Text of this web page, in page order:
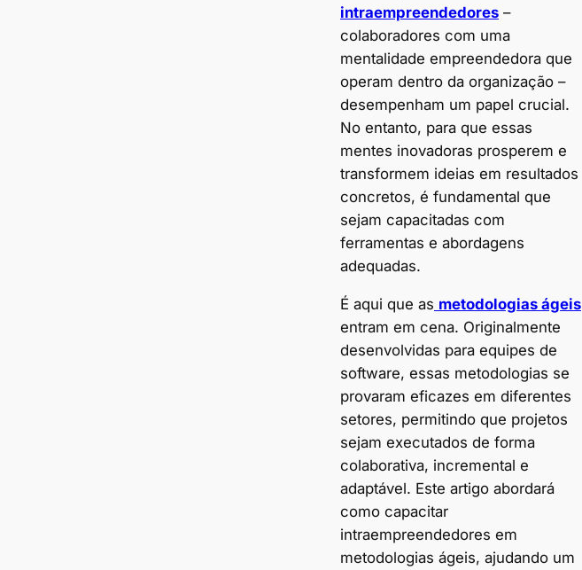
intraempreendedores –
colaboradores com uma
mentalidade empreendedora que
operam dentro da organização –
desempenham um papel crucial.
No entanto, para que essas
mentes inovadoras prosperem e
transformem ideias em resultados
concretos, é fundamental que
sejam capacitadas com
ferramentas e abordagens
adequadas.
É aqui que as metodologias ágeis
entram em cena. Originalmente
desenvolvidas para equipes de
software, essas metodologias se
provaram eficazes em diferentes
setores, permitindo que projetos
sejam executados de forma
colaborativa, incremental e
adaptável. Este artigo abordará
como capacitar
intraempreendedores em
metodologias ágeis, ajudando um